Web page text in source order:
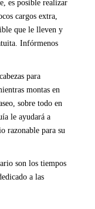
es posible realizar
cargos extra,
que le lleven y
Infórmenos
para
montas en
sobre todo en
le ayudará a
razonable para su
son los tiempos
a las